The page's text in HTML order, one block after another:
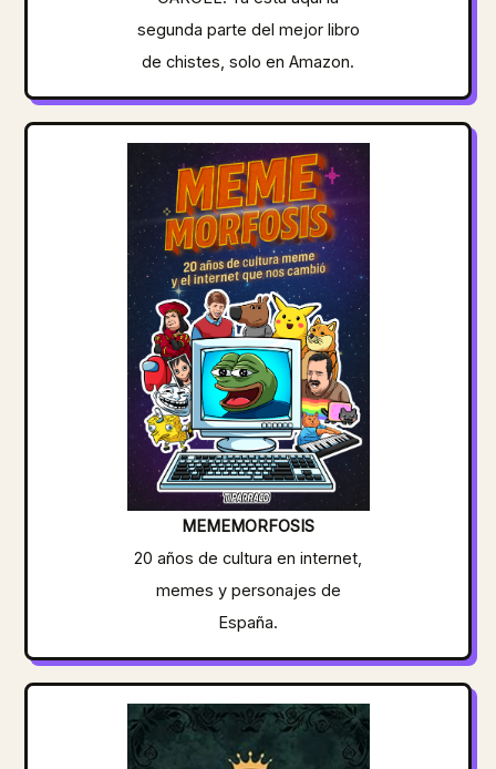
segunda parte del mejor libro
de chistes, solo en Amazon.
MEMEMORFOSIS
20 años de cultura en internet,
memes y personajes de
España.